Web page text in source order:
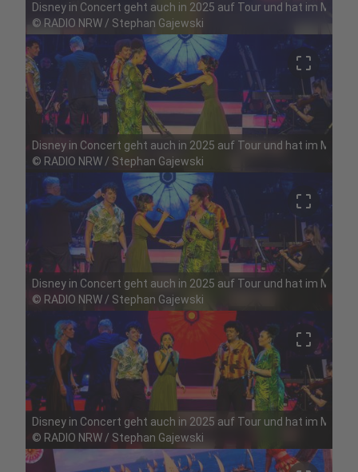
Disney in Concert geht auch in 2025 auf Tour und hat im Mai
© RADIO NRW / Stephan Gajewski
crop_free
Disney in Concert geht auch in 2025 auf Tour und hat im Mai
© RADIO NRW / Stephan Gajewski
crop_free
Disney in Concert geht auch in 2025 auf Tour und hat im Mai
© RADIO NRW / Stephan Gajewski
crop_free
Disney in Concert geht auch in 2025 auf Tour und hat im Mai
© RADIO NRW / Stephan Gajewski